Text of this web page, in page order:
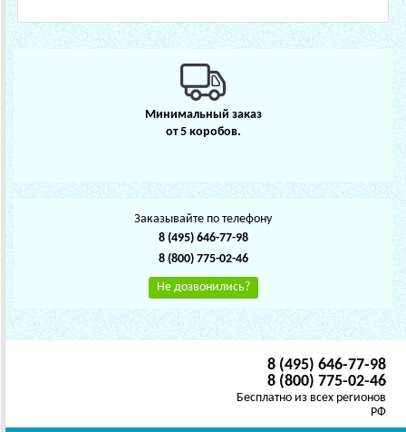
Минимальный заказ
от 5 коробов.
Заказывайте по телефону
8 (495) 646-77-98
8 (800) 775-02-46
Не дозвонились?
8 (495) 646-77-98
8 (800) 775-02-46
Бесплатно из всех регионов
РФ